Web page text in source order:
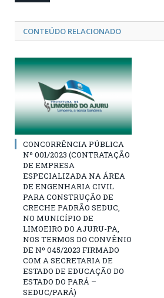
CONTEÚDO RELACIONADO
CONCORRÊNCIA PÚBLICA
Nº 001/2023 (CONTRATAÇÃO
DE EMPRESA
ESPECIALIZADA NA ÁREA
DE ENGENHARIA CIVIL
PARA CONSTRUÇÃO DE
CRECHE PADRÃO SEDUC,
NO MUNICÍPIO DE
LIMOEIRO DO AJURU-PA,
NOS TERMOS DO CONVÊNIO
DE Nº 045/2023 FIRMADO
COM A SECRETARIA DE
ESTADO DE EDUCAÇÃO DO
ESTADO DO PARÁ –
SEDUC/PARÁ)